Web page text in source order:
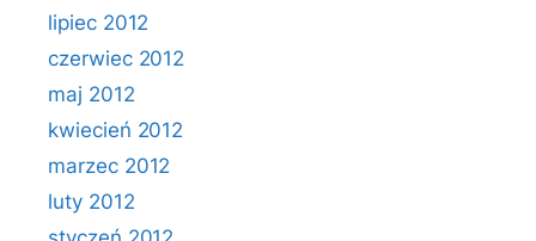
lipiec 2012
czerwiec 2012
maj 2012
kwiecień 2012
marzec 2012
luty 2012